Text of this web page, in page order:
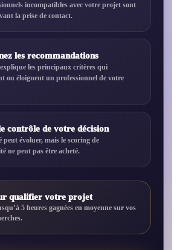
incompatibles avec votre projet sont
la prise de contact.
les recommandations
les principaux critères qui
ou éloignent un professionnel de votre
contrôle de votre décision
évoluer, mais le scoring de
ne peut pas être acheté.
qualifier votre projet
5 heures gagnées en moyenne sur vos